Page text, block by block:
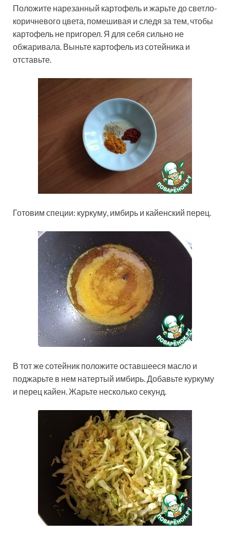
Положите нарезанный картофель и жарьте до светло-
коричневого цвета, помешивая и следя за тем, чтобы
картофель не пригорел. Я для себя сильно не
обжаривала. Выньте картофель из сотейника и
отставьте.
Готовим специи: куркуму, имбирь и кайенский перец.
В тот же сотейник положите оставшееся масло и
поджарьте в нем натертый имбирь. Добавьте куркуму
и перец кайен. Жарьте несколько секунд.